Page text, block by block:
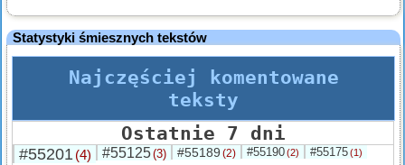
Statystyki śmiesznych tekstów
Najczęściej komentowane
teksty
Ostatnie 7 dni
#55201(4) #55125(3) #55189 (2) #55190(2) #55175(1)